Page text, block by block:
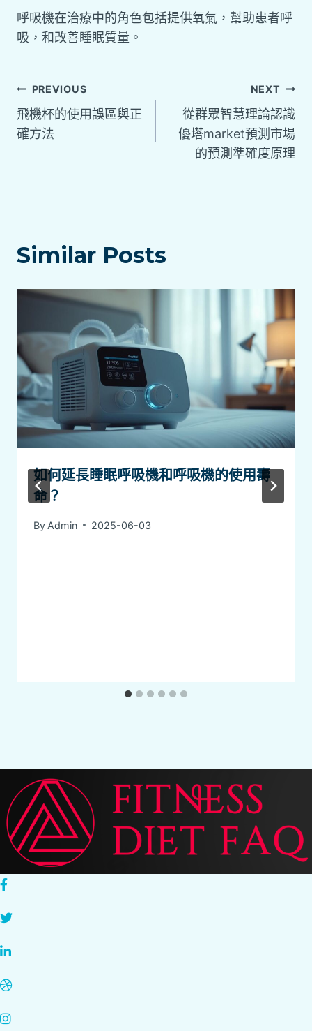
呼吸機在治療中的角色包括提供氧氣，幫助患者呼
吸，和改善睡眠質量。
文
章
PREVIOUS
飛機杯的使用誤區與正
確方法
NEXT
從群眾智慧理論認識
優塔market預測市場
的預測準確度原理
Similar Posts
如何延長睡眠呼吸機和呼吸機的使用壽
命？
By Admin 2025-06-03